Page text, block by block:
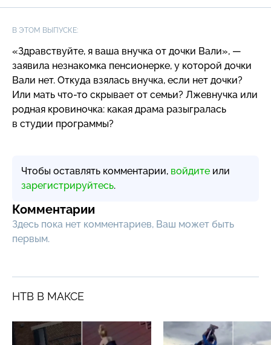
В ЭТОМ ВЫПУСКЕ:
«Здравствуйте, я ваша внучка от дочки Вали», —
заявила незнакомка пенсионерке, у которой дочки
Вали нет. Откуда взялась внучка, если нет дочки?
Или мать что-то скрывает от семьи? Лжевнучка или
родная кровиночка: какая драма разыгралась
в студии программы?
Чтобы оставлять комментарии, войдите или
зарегистрируйтесь.
Комментарии
Здесь пока нет комментариев, Ваш может быть
первым.
НТВ В МАКСЕ